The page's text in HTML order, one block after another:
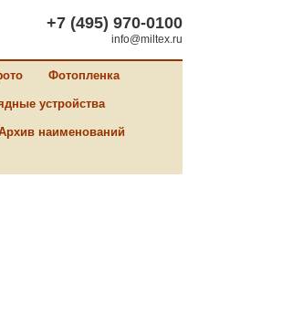
+7 (495) 970-0100
info@miltex.ru
Фотопленка
устройства
наименований